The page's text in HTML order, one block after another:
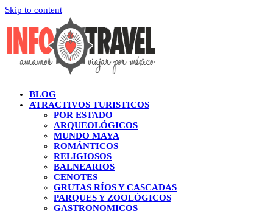
Skip to content
BLOG
ATRACTIVOS TURISTICOS
POR ESTADO
ARQUEOLÓGICOS
MUNDO MAYA
ROMÁNTICOS
RELIGIOSOS
BALNEARIOS
CENOTES
GRUTAS RÍOS Y CASCADAS
PARQUES Y ZOOLÓGICOS
GASTRONOMICOS